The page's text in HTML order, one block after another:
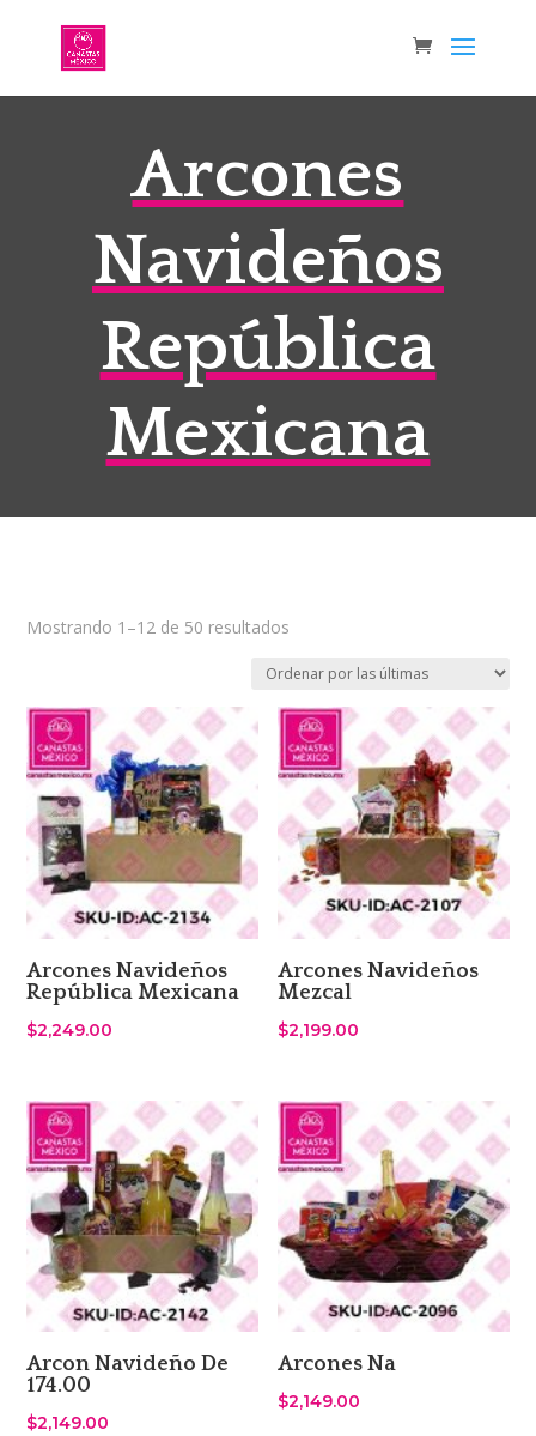
Arcones
Navideños
República
Mexicana
Mostrando 1–12 de 50 resultados
latest
Arcones Navideños
República Mexicana
$2,249.00
Arcones Navideños
Mezcal
$2,199.00
Arcon Navideño De
174.00
$2,149.00
Arcones Na
$2,149.00